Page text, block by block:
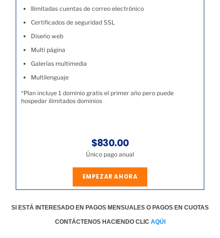
Ilimitadas cuentas de correo electrónico
Certificados de seguridad SSL
Diseño web
Multi página
Galerías multimedia
Multilenguaje
*Plan incluye 1 dominio gratis el primer año pero puede
hospedar ilimitados dominios
$830.00
Único pago anual
EMPEZAR AHORA
SI ESTÁ INTERESADO EN PAGOS MENSUALES O PAGOS EN CUOTAS
CONTÁCTENOS HACIENDO CLIC AQÚI